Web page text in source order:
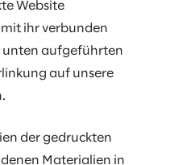
Website
ihr verbunden
unten aufgeführten
auf unsere
der gedruckten
Materialien in